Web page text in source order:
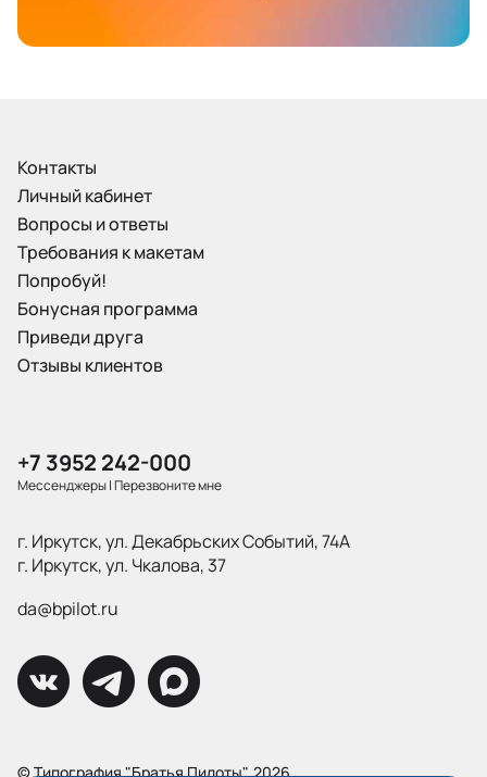
Контакты
Личный кабинет
Вопросы и ответы
Требования к макетам
Попробуй!
Бонусная программа
Приведи друга
Отзывы клиентов
+7 3952 242-000
Мессенджеры|Перезвоните мне
г. Иркутск, ул. Декабрьских Событий, 74А
г. Иркутск, ул. Чкалова, 37
da@bpilot.ru
© Типография "Братья Пилоты", 2026